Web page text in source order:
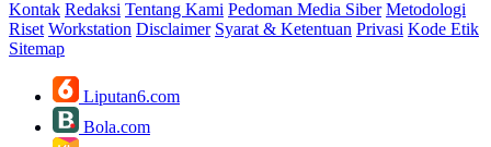
Kontak Redaksi Tentang Kami Pedoman Media Siber Metodologi
Riset Workstation Disclaimer Syarat & Ketentuan Privasi Kode Etik
Sitemap
Liputan6.com
Bola.com